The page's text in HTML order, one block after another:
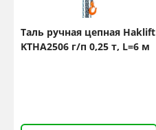
Таль ручная цепная Haklift
KTHA2506 г/п 0,25 т, L=6 м